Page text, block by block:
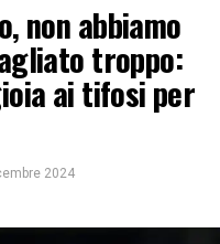
non abbiamo
troppo:
ai tifosi per
2024